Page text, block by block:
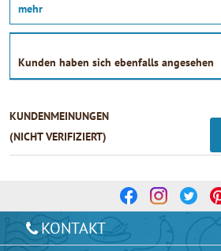
mehr
Kunden haben sich ebenfalls angesehen
KUNDENMEINUNGEN
(NICHT VERIFIZIERT)
KONTAKT